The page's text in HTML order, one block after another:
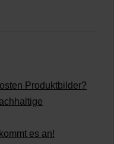
Produktbilder?
es an!